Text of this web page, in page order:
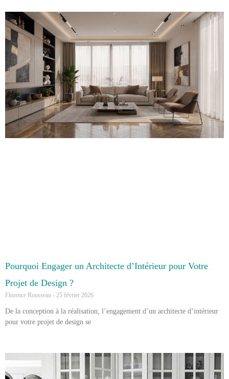
Pourquoi Engager un Architecte d’Intérieur pour Votre
Projet de Design ?
Florence Rousseau 25 février 2026
De la conception à la réalisation, l’engagement d’un architecte d’intérieur
pour votre projet de design se